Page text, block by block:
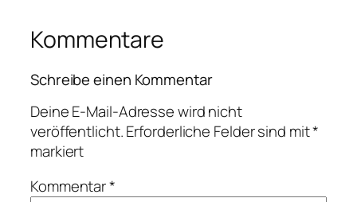
Kommentare
Schreibe einen Kommentar
Deine E-Mail-Adresse wird nicht
veröffentlicht.Erforderliche Felder sind mit*
markiert
Kommentar*